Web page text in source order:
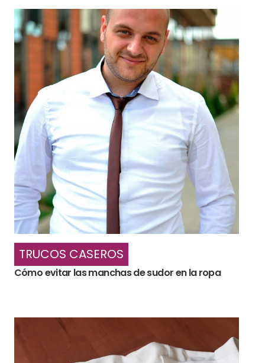
TRUCOS CASEROS
Cómo evitar las manchas de sudor en la ropa